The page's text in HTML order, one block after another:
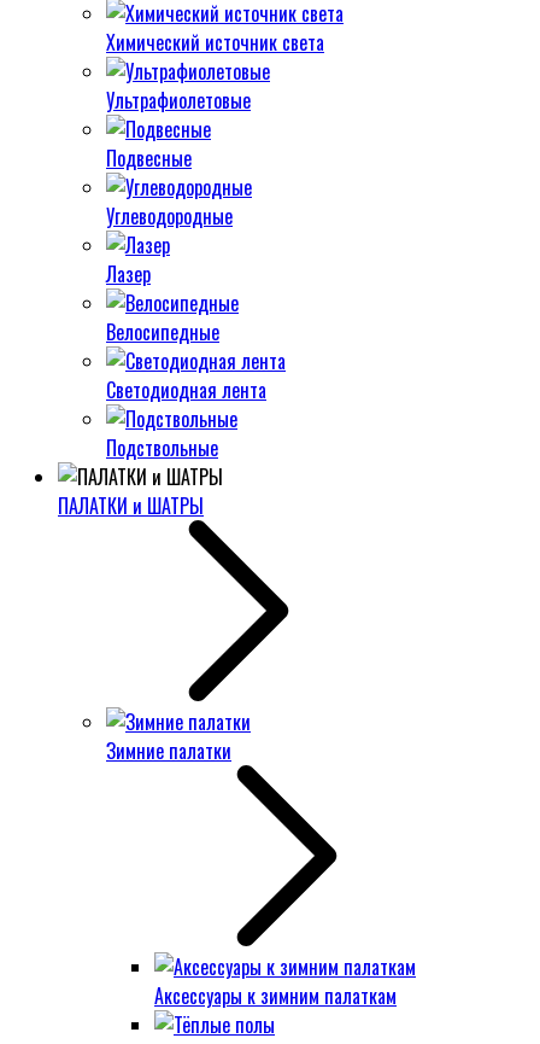
Химический источник света
Ультрафиолетовые
Подвесные
Углеводородные
Лазер
Велосипедные
Светодиодная лента
Подствольные
ПАЛАТКИ и ШАТРЫ
Зимние палатки
Аксессуары к зимним палаткам